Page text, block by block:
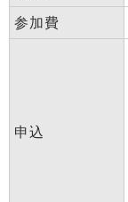
参加費
申込